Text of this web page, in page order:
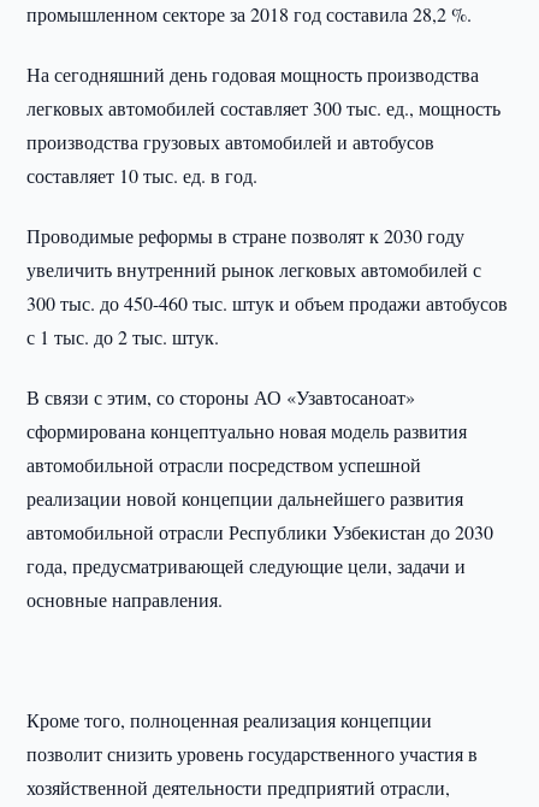
промышленном секторе за 2018 год составила 28,2 %.
На сегодняшний день годовая мощность производства
легковых автомобилей составляет 300 тыс. ед., мощность
производства грузовых автомобилей и автобусов
составляет 10 тыс. ед. в год.
Проводимые реформы в стране позволят к 2030 году
увеличить внутренний рынок легковых автомобилей с
300 тыс. до 450-460 тыс. штук и объем продажи автобусов
с 1 тыс. до 2 тыс. штук.
В связи с этим, со стороны АО «Узавтосаноат»
сформирована концептуально новая модель развития
автомобильной отрасли посредством успешной
реализации новой концепции дальнейшего развития
автомобильной отрасли Республики Узбекистан до 2030
года, предусматривающей следующие цели, задачи и
основные направления.
Кроме того, полноценная реализация концепции
позволит снизить уровень государственного участия в
хозяйственной деятельности предприятий отрасли,